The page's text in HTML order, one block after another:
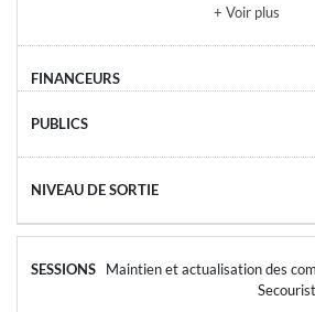
+ Voir plus
Maintien et actualisation des